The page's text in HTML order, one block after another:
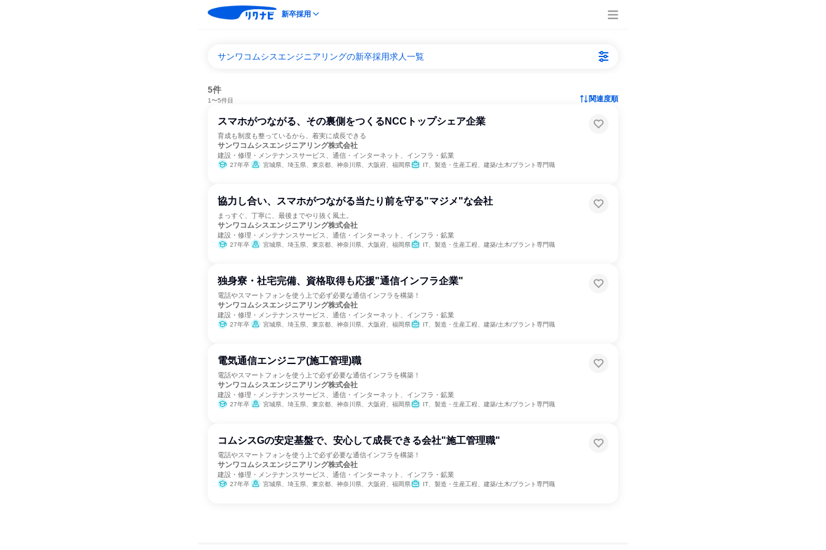
新卒採用
サンワコムシスエンジニアリングの新卒採用求人一覧
5件
1〜5件目 関連度順
スマホがつながる、その裏側をつくるNCCトップシェア企業
育成も制度も整っているから、着実に成長できる
サンワコムシスエンジニアリング株式会社
建設・修理・メンテナンスサービス、通信・インターネット、インフラ・鉱業
27年卒 宮城県、埼玉県、東京都、神奈川県、大阪府、福岡県 IT、製造・生産工程、建築/土木/プラント専門職
協力し合い、スマホがつながる当たり前を守る"マジメ"な会社
まっすぐ、丁寧に、最後までやり抜く風土。
サンワコムシスエンジニアリング株式会社
建設・修理・メンテナンスサービス、通信・インターネット、インフラ・鉱業
27年卒 宮城県、埼玉県、東京都、神奈川県、大阪府、福岡県 IT、製造・生産工程、建築/土木/プラント専門職
独身寮・社宅完備、資格取得も応援"通信インフラ企業"
電話やスマートフォンを使う上で必ず必要な通信インフラを構築！
サンワコムシスエンジニアリング株式会社
建設・修理・メンテナンスサービス、通信・インターネット、インフラ・鉱業
27年卒 宮城県、埼玉県、東京都、神奈川県、大阪府、福岡県 IT、製造・生産工程、建築/土木/プラント専門職
電気通信エンジニア(施工管理)職
電話やスマートフォンを使う上で必ず必要な通信インフラを構築！
サンワコムシスエンジニアリング株式会社
建設・修理・メンテナンスサービス、通信・インターネット、インフラ・鉱業
27年卒 宮城県、埼玉県、東京都、神奈川県、大阪府、福岡県 IT、製造・生産工程、建築/土木/プラント専門職
コムシスGの安定基盤で、安心して成長できる会社"施工管理職"
電話やスマートフォンを使う上で必ず必要な通信インフラを構築！
サンワコムシスエンジニアリング株式会社
建設・修理・メンテナンスサービス、通信・インターネット、インフラ・鉱業
27年卒 宮城県、埼玉県、東京都、神奈川県、大阪府、福岡県 IT、製造・生産工程、建築/土木/プラント専門職